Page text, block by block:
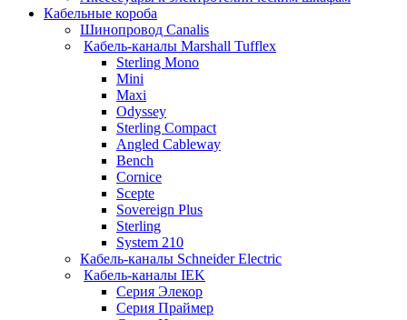
Кабельные короба
Шинопровод Canalis
Кабель-каналы Marshall Tufflex
Sterling Mono
Mini
Maxi
Odyssey
Sterling Compact
Angled Cableway
Bench
Cornice
Scepte
Sovereign Plus
Sterling
System 210
Кабель-каналы Schneider Electric
Кабель-каналы IEK
Серия Элекор
Серия Праймер